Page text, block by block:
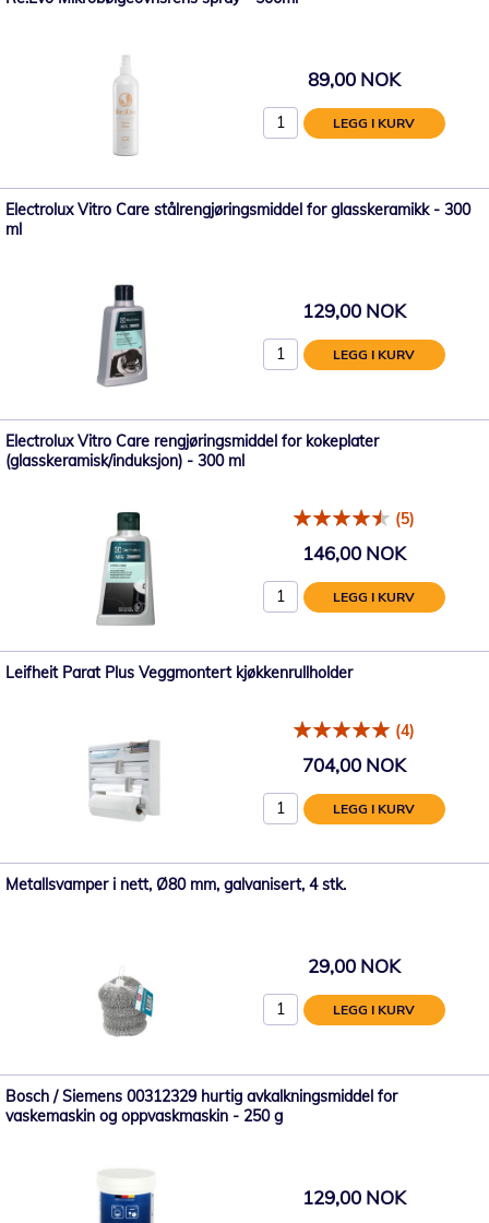
89,00 NOK
LEGG I KURV
Electrolux Vitro Care stålrengjøringsmiddel for glasskeramikk - 300
ml
129,00 NOK
LEGG I KURV
Electrolux Vitro Care rengjøringsmiddel for kokeplater
(glasskeramisk/induksjon) - 300 ml
(5)
146,00 NOK
LEGG I KURV
Leifheit Parat Plus Veggmontert kjøkkenrullholder
(4)
704,00 NOK
LEGG I KURV
Metallsvamper i nett, Ø80 mm, galvanisert, 4 stk.
29,00 NOK
LEGG I KURV
Bosch / Siemens 00312329 hurtig avkalkningsmiddel for
vaskemaskin og oppvaskmaskin - 250 g
129,00 NOK